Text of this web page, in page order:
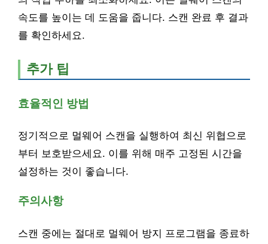
속도를 높이는 데 도움을 줍니다. 스캔 완료 후 결과
를 확인하세요.
추가 팁
효율적인 방법
정기적으로 멀웨어 스캔을 실행하여 최신 위협으로
부터 보호받으세요. 이를 위해 매주 고정된 시간을
설정하는 것이 좋습니다.
주의사항
스캔 중에는 절대로 멀웨어 방지 프로그램을 종료하